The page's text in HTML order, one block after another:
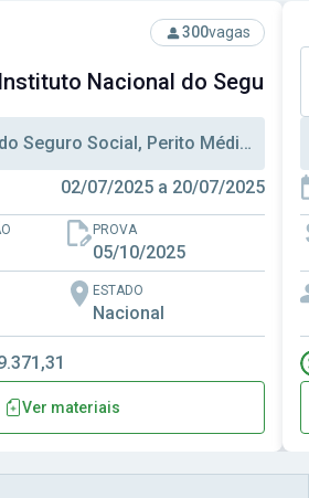
- Instituto Nacional do Seguro Social
300vagas
Nacional do Seguro
Técnico do Seguro Social, Perito Médico Previdenciário, Analista Seguro Social
02/07/2025 a 20/07/2025
PROVA
05/10/2025
ESTADO
Nacional
Ver materiais